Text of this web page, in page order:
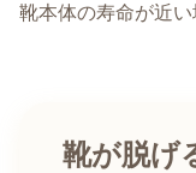
靴本体の寿命が近い
靴が脱げ